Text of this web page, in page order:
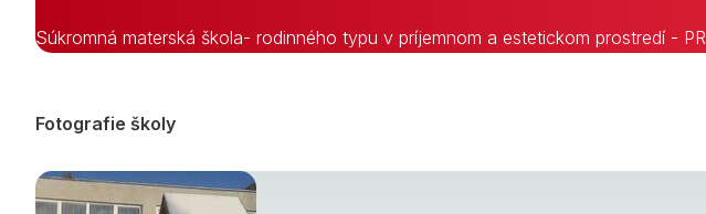
Súkromná materská škola- rodinného typu v príjemnom a estetickom prostredí -
Fotografie školy